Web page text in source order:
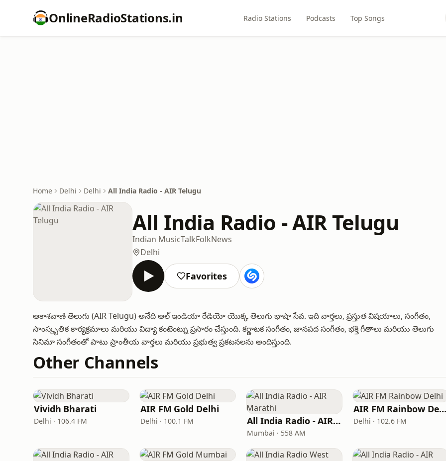
OnlineRadioStations.in Radio Stations Podcasts Top Songs
Home Delhi Delhi All India Radio - AIR Telugu
All India Radio - AIR Telugu
Indian MusicTalkFolkNews
Delhi
Favorites
ఆకాశవాణి తెలుగు (AIR Telugu) అనేది ఆల్ ఇండియా రేడియో యొక్క తెలుగు భాషా సేవ. ఇది వార్తలు, ప్రస్తుత విషయాలు, సంగీతం,
సాంస్కృతిక కార్యక్రమాలు మరియు విద్యా కంటెంట్ను ప్రసారం చేస్తుంది. కర్ణాటక సంగీతం, జానపద సంగీతం, భక్తి గీతాలు మరియు తెలుగు
సినిమా సంగీతంతో పాటు ప్రాంతీయ వార్తలు మరియు ప్రభుత్వ ప్రకటనలను అందిస్తుంది.
Other Channels
Vividh Bharati
Delhi · 106.4 FM
AIR FM Gold Delhi
Delhi · 100.1 FM All India Radio - AIR Marathi
Mumbai · 558 AM
AIR FM
Delhi · 102.6 FM